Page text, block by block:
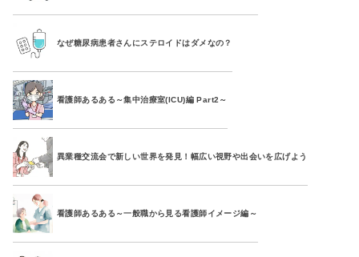
なぜ糖尿病患者さんにステロイドはダメなの？
看護師あるある～集中治療室(ICU)編 Part2～
異業種交流会で新しい世界を発見！幅広い視野や出会いを広げよう
看護師あるある～一般職から見る看護師イメージ編～